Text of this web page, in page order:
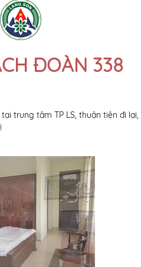
ĐOÀN 338
trung tâm TP LS, thuận tiện đi lại,